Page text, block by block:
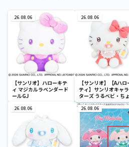
26.08.06
【サンリオ】ハローキテ
ィ マジカルラベンダード
ールGJ
26.08.06
【サンリオ】【Aハロ
ティ】サンリオキャ
ターズ うるベビ・ち
デカドール
26.08.06 26.08.06